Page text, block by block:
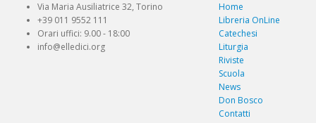
Via Maria Ausiliatrice 32, Torino
+39 011 9552 111
Orari uffici: 9.00 - 18:00
info@elledici.org
Home
Libreria OnLine
Catechesi
Liturgia
Riviste
Scuola
News
Don Bosco
Contatti